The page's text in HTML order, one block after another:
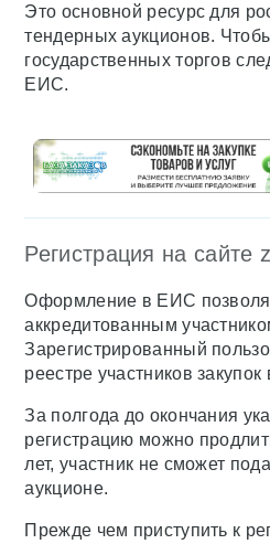
Это основной ресурс для
тендерных аукционов.
государственных торгов
ЕИС.
Регистрация на сайте
Оформление в ЕИС
аккредитованным
Зарегистрированный
реестре участников закупок
За полгода до окончания
регистрацию можно
лет, участник не сможет
аукционе.
Прежде чем приступить к